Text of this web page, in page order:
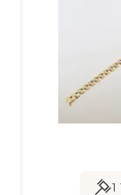
1